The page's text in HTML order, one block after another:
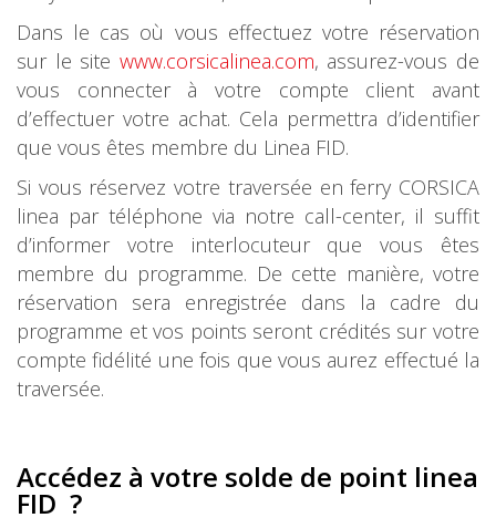
Dans le cas où vous effectuez votre réservation
sur le site www.corsicalinea.com, assurez-vous de
vous connecter à votre compte client avant
d’effectuer votre achat. Cela permettra d’identifier
que vous êtes membre du Linea FID.
Si vous réservez votre traversée en ferry CORSICA
linea par téléphone via notre call-center, il suffit
d’informer votre interlocuteur que vous êtes
membre du programme. De cette manière, votre
réservation sera enregistrée dans la cadre du
programme et vos points seront crédités sur votre
compte fidélité une fois que vous aurez effectué la
traversée.
Accédez à votre solde de point linea
FID ?